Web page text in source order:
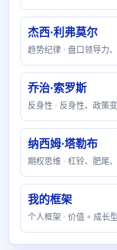
杰西·利弗莫尔
趋势纪律 · 盘口领导力
乔治·索罗斯
反身性 · 反身性、政策
纳西姆·塔勒布
期权思维 · 杠铃、肥尾
我的框架
个人框架 · 价值 + 成长